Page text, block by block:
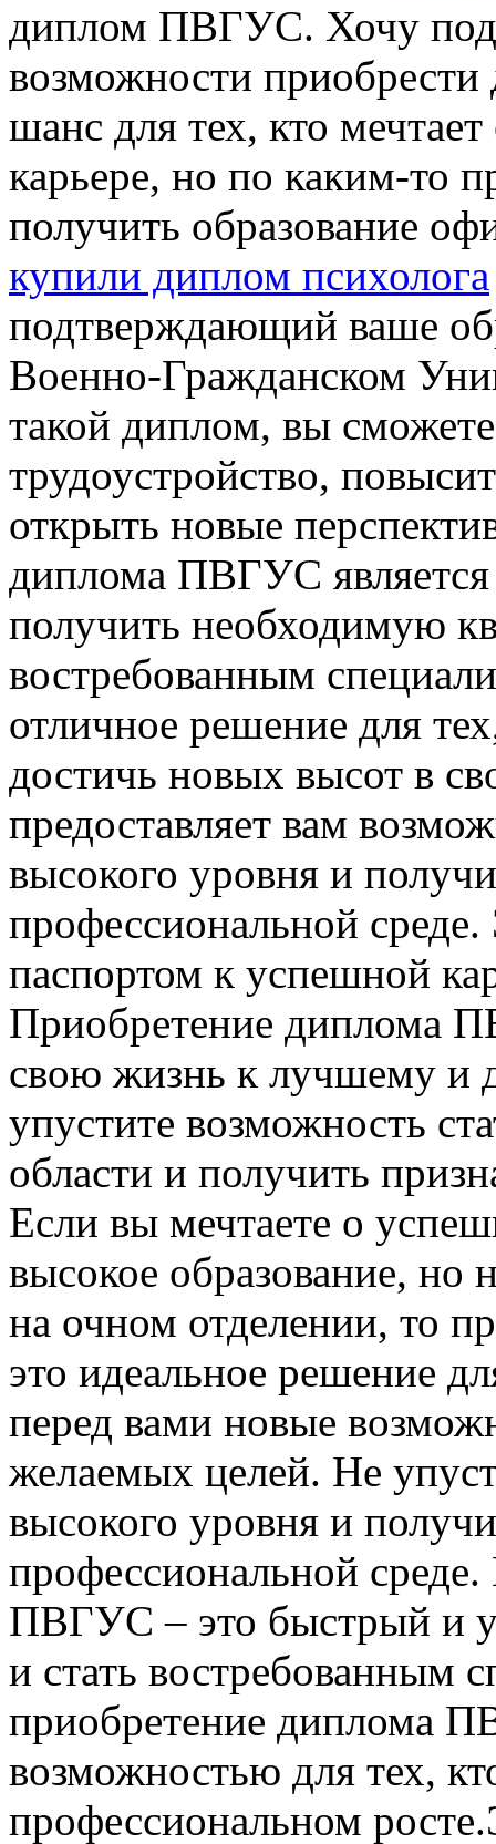
диплом ПВГУС. Хочу
возможности
шанс для тех, кто
карьере, но по каким-то
получить образование
купили диплом психолога
подтверждающий ваше
Военно-Гражданском
такой диплом, вы
трудоустройство,
открыть новые
диплома ПВГУС
получить необходимую
востребованным
отличное решение для
достичь новых высот в
предоставляет вам
высокого уровня и
профессиональной
паспортом к успешной
Приобретение диплома
свою жизнь к лучшему и
упустите возможность
области и получить
Если вы мечтаете о
высокое образование, но
на очном отделении, то
это идеальное решение
перед вами новые
желаемых целей. Не
высокого уровня и
профессиональной
ПВГУС – это быстрый и
и стать востребованным
приобретение диплома
возможностью для тех,
профессиональном